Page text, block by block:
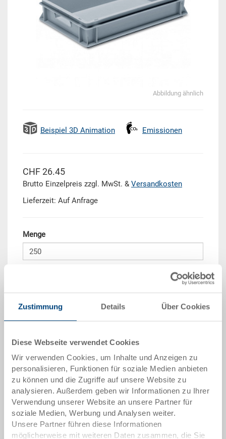
Zustimmung Details Über Cookies
Diese Webseite verwendet Cookies
Wir verwenden Cookies, um Inhalte und Anzeigen zu
personalisieren, Funktionen für soziale Medien anbieten
zu können und die Zugriffe auf unsere Website zu
analysieren. Außerdem geben wir Informationen zu Ihrer
Verwendung unserer Website an unsere Partner für
soziale Medien, Werbung und Analysen weiter.
Unsere Partner führen diese Informationen
möglicherweise mit weiteren Daten zusammen, die Sie
Abbildung ähnlich
Beispiel 3D Animation Emissionen
CHF 26.45
Brutto Einzelpreis zzgl. MwSt. & Versandkosten
Lieferzeit: Auf Anfrage
Menge
Mindestbestellmenge: 250 Stück
Mengenstaffel Preis
ab 250 Stück CHF 17.20
Mengenstaffeln entsprechen Verpackungseinheiten.
Artikeldaten
Bestellnummer
3-300Z-213.7000.0101